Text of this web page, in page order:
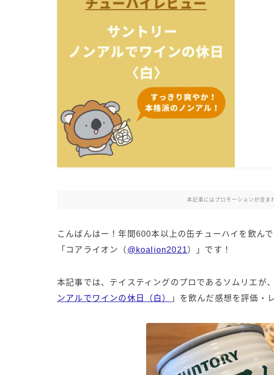
本記事にはプロモーションが含ま
こんばんはー！年間600本以上の缶チューハイを飲んで
「コアライオン（ @koalion2021）」です！
本記事では、テイスティングのプロであるソムリエが
ンアルでワインの休日（白）
」を飲んだ感想を評価・